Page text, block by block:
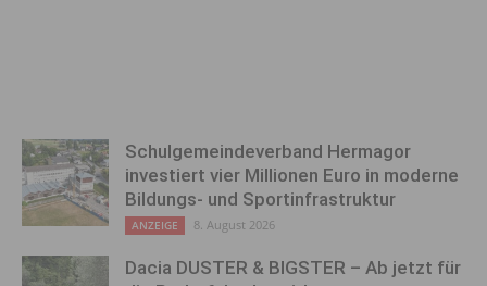
Schulgemeindeverband Hermagor
investiert vier Millionen Euro in moderne
Bildungs- und Sportinfrastruktur
ANZEIGE 8. August 2026
Dacia DUSTER & BIGSTER – Ab jetzt für